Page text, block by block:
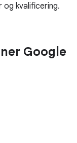
kvalificering.
Google